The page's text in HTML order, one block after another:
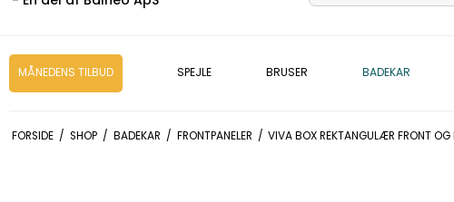
MÅNEDENS TILBUD SPEJLE BRUSER BADEKAR
FORSIDE / SHOP / BADEKAR / FRONTPANELER / VIVA BOX REKTANGULÆR FRONT OG